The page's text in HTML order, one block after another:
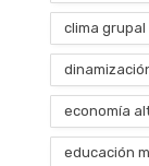
clima grupal
economía
educación